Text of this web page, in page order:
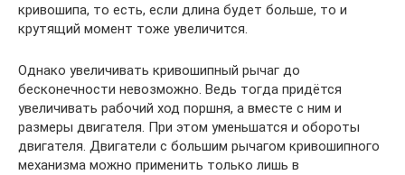
кривошипа, то есть, если длина будет больше, то и
крутящий момент тоже увеличится.
Однако увеличивать кривошипный рычаг до
бесконечности невозможно. Ведь тогда придётся
увеличивать рабочий ход поршня, а вместе с ним и
размеры двигателя. При этом уменьшатся и обороты
двигателя. Двигатели с большим рычагом кривошипного
механизма можно применить только лишь в